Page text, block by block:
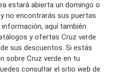
estará abierta un domingo o
no encontrarás sus puertas
aquí también
y ofertas Cruz verde
sus descuentos. Si estás
sobre Cruz verde en tu
consultar el sitio web de